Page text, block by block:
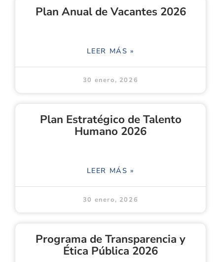
Plan Anual de Vacantes 2026
LEER MÁS »
30 enero, 2026
Plan Estratégico de Talento
Humano 2026
LEER MÁS »
30 enero, 2026
Programa de Transparencia y
Ética Pública 2026